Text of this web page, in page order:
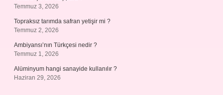
Temmuz 3, 2026
Topraksız tarımda safran yetişir mi ?
Temmuz 2, 2026
Ambiyansı’nın Türkçesi nedir ?
Temmuz 1, 2026
Alüminyum hangi sanayide kullanılır ?
Haziran 29, 2026